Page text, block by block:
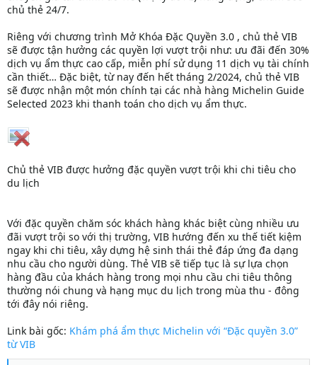
chủ thẻ 24/7.
Riêng với chương trình Mở Khóa Đặc Quyền 3.0 , chủ thẻ VIB
sẽ được tận hưởng các quyền lợi vượt trội như: ưu đãi đến 30%
dịch vụ ẩm thực cao cấp, miễn phí sử dụng 11 dịch vụ tài chính
cần thiết… Đặc biệt, từ nay đến hết tháng 2/2024, chủ thẻ VIB
sẽ được nhận một món chính tại các nhà hàng Michelin Guide
Selected 2023 khi thanh toán cho dịch vụ ẩm thực.
Chủ thẻ VIB được hưởng đặc quyền vượt trội khi chi tiêu cho
du lịch
Với đặc quyền chăm sóc khách hàng khác biệt cùng nhiều ưu
đãi vượt trội so với thị trường, VIB hướng đến xu thế tiết kiệm
ngay khi chi tiêu, xây dựng hệ sinh thái thẻ đáp ứng đa dạng
nhu cầu cho người dùng. Thẻ VIB sẽ tiếp tục là sự lựa chọn
hàng đầu của khách hàng trong mọi nhu cầu chi tiêu thông
thường nói chung và hạng mục du lịch trong mùa thu - đông
tới đây nói riêng.
Link bài gốc: Khám phá ẩm thực Michelin với “Đặc quyền 3.0”
từ VIB